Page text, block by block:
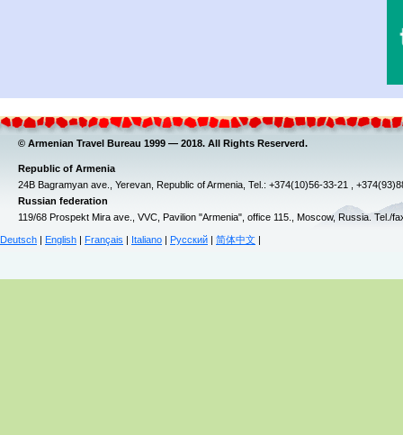
© Armenian Travel Bureau 1999 — 2018. All Rights Reserverd.
Republic of Armenia
24B Bagramyan ave., Yerevan, Republic of Armenia, Tel.: +374(10)56-33-21 ,
Russian federation
119/68 Prospekt Mira ave., VVC, Pavilion "Armenia", office 115., Moscow, Russia. Tel./
Deutsch English Français Italiano Русский 简体中文